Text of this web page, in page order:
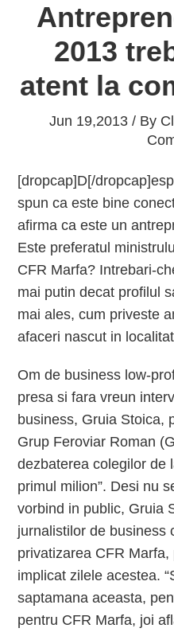
2013
atent la
Jun 19,2013 / By
[dropcap]D[/
spun ca este bine
afirma ca este un
Este preferatul
CFR Marfa? Intrebari-
mai putin decat profilul
mai ales, cum priveste
afaceri nascut in
Om de business low-
presa si fara vreun
business, Gruia Stoica,
Grup Feroviar Roman
dezbaterea colegilor de
primul milion”. Desi nu
vorbind in public, Gruia
jurnalistilor de business
privatizarea CFR
implicat zilele acestea.
saptamana aceasta,
pentru CFR Marfa, joi